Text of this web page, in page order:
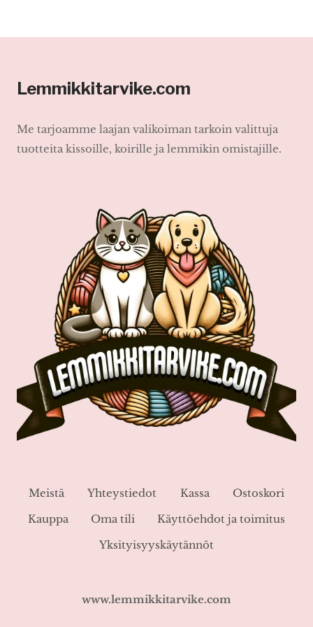
Lemmikkitarvike.com
Me tarjoamme laajan valikoiman tarkoin valittuja
tuotteita kissoille, koirille ja lemmikin omistajille.
Meistä Yhteystiedot Kassa
Ostoskori
Kauppa
Oma tili
Käyttöehdot ja toimitus
Yksityisyyskäytännöt
www.lemmikkitarvike.com